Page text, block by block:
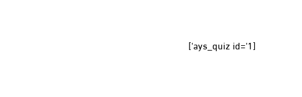
[ays_quiz id='1']